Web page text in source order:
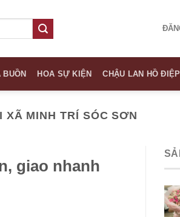
BUỒN HOA SỰ KIỆN CHẬU LAN HỒ ĐIỆP
XÃ MINH TRÍ SÓC SƠN
giao nhanh